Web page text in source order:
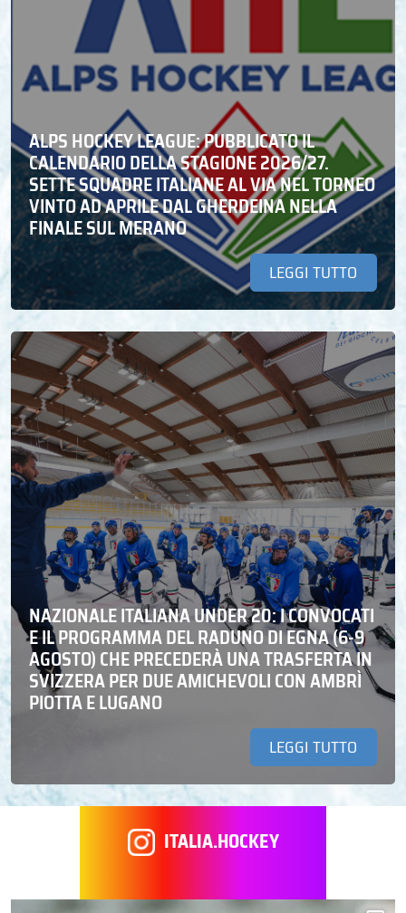
ALPS HOCKEY LEAGUE: PUBBLICATO IL
CALENDARIO DELLA STAGIONE 2026/27.
SETTE SQUADRE ITALIANE AL VIA NEL TORNEO
VINTO AD APRILE DAL GHERDEINA NELLA
FINALE SUL MERANO
LEGGI TUTTO
NAZIONALE ITALIANA UNDER 20: I CONVOCATI
E IL PROGRAMMA DEL RADUNO DI EGNA (6-9
AGOSTO) CHE PRECEDERÀ UNA TRASFERTA IN
SVIZZERA PER DUE AMICHEVOLI CON AMBRÌ
PIOTTA E LUGANO
LEGGI TUTTO
ITALIA.HOCKEY